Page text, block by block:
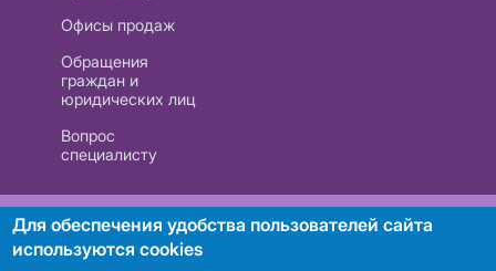
Офисы продаж
Обращения
граждан и
юридических лиц
Вопрос
специалисту
РУП «Белтелеком». УНП 101007741
Для обеспечения удобства пользователей сайта
используются cookies